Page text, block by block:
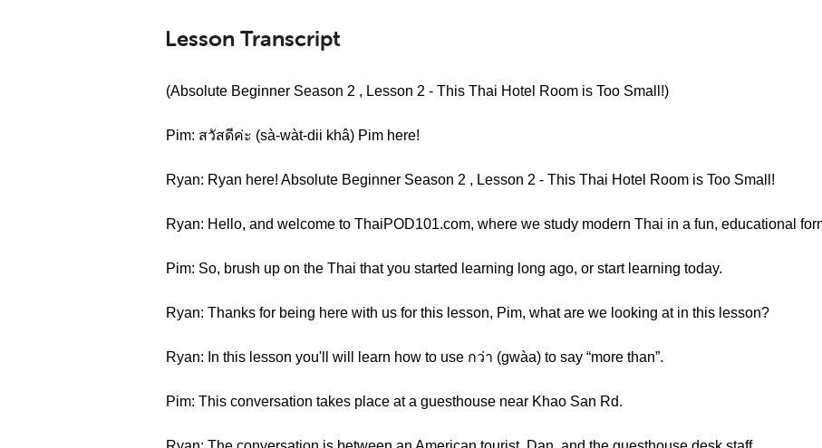
Lesson Transcript
(Absolute Beginner Season 2 , Lesson 2 - This Thai Hotel Room is Too Small!)
Pim: สวัสดีค่ะ (sà-wàt-dii khâ) Pim here!
Ryan: Ryan here! Absolute Beginner Season 2 , Lesson 2 - This Thai Hotel Room is Too Small!
Ryan: Hello, and welcome to ThaiPOD101.com, where we study modern Thai in a fun, educational
Pim: So, brush up on the Thai that you started learning long ago, or start learning today.
Ryan: Thanks for being here with us for this lesson, Pim, what are we looking at in this lesson?
Ryan: In this lesson you'll will learn how to use กว่า (gwàa) to say “more than”.
Pim: This conversation takes place at a guesthouse near Khao San Rd.